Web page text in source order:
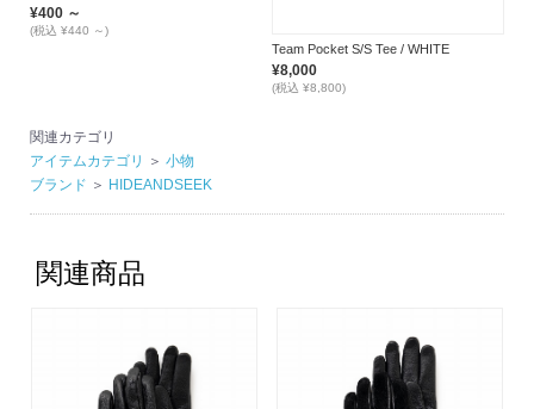
¥400 ～
(税込 ¥440 ～)
Team Pocket S/S Tee / WHITE
¥8,000
(税込 ¥8,800)
関連カテゴリ
アイテムカテゴリ
＞ 小物
ブランド ＞ HIDEANDSEEK
関連商品